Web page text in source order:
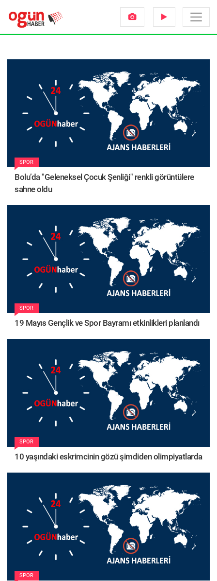
SPOR
Bolu’da "Geleneksel Çocuk Şenliği" renkli görüntülere
sahne oldu
SPOR
19 Mayıs Gençlik ve Spor Bayramı etkinlikleri planlandı
SPOR
10 yaşındaki eskrimcinin gözü şimdiden olimpiyatlarda
SPOR